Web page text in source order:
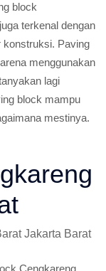
block
terkenal dengan
konstruksi. Paving
menggunakan
lagi
block mampu
mestinya.
Jakarta Barat
Cengkareng